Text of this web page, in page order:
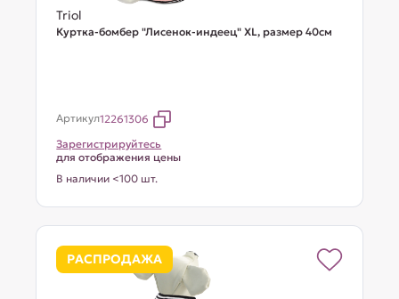
Triol
Куртка-бомбер "Лисенок-индеец" XL, размер 40см
Артикул12261306
Зарегистрируйтесь
для отображения цены
В наличии <100 шт.
РАСПРОДАЖА